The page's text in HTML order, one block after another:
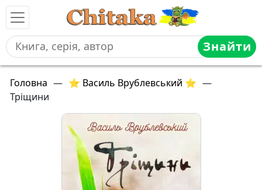
Знайти
Головна — ⭐ Василь Врублевський ⭐ —
Тріщини